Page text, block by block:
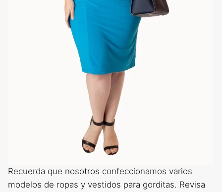
Recuerda que nosotros confeccionamos varios
modelos de ropas y vestidos para gorditas. Revisa